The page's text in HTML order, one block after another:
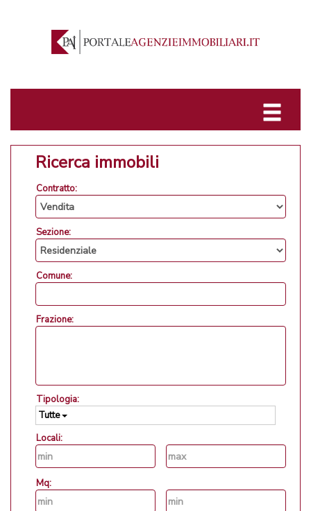
Ricerca immobili
Contratto:
Sezione:
Comune:
Frazione:
Tipologia:
Tutte
Locali:
Mq: